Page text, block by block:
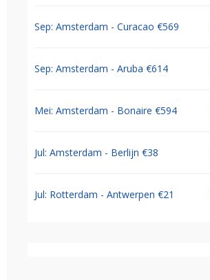
Sep: Amsterdam - Curacao €569
Sep: Amsterdam - Aruba €614
Mei: Amsterdam - Bonaire €594
Jul: Amsterdam - Berlijn €38
Jul: Rotterdam - Antwerpen €21